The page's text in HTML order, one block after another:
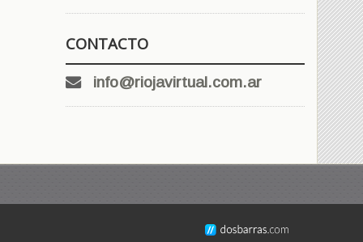
CONTACTO
info@riojavirtual.com.ar